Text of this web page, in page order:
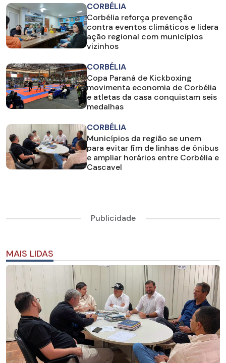
CORBÉLIA
Corbélia reforça prevenção
contra eventos climáticos e lidera
ação regional com municípios
vizinhos
CORBÉLIA
Copa Paraná de Kickboxing
movimenta economia de Corbélia
e atletas da casa conquistam seis
medalhas
CORBÉLIA
Municípios da região se unem
para evitar fim de linhas de ônibus
e ampliar horários entre Corbélia e
Cascavel
Publicidade
MAIS LIDAS